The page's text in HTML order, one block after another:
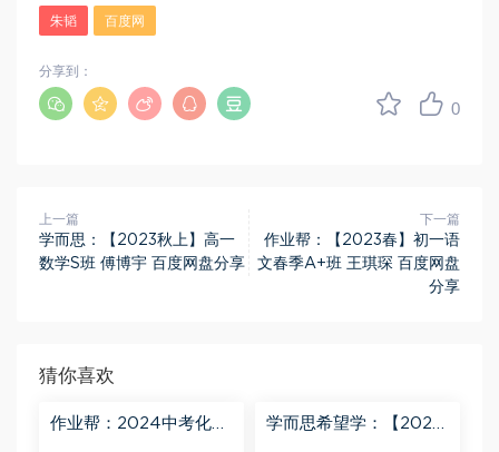
朱韬 百度网
0
分享到：
上一篇
学而思：【2023秋上】高一
数学S班 傅博宇 百度网盘分享
下一篇
作业帮：【2023春】初一语
文春季A+班 王琪琛 百度网盘
分享
猜你喜欢
作业帮：2024中考化学
学而思希望学：【2024